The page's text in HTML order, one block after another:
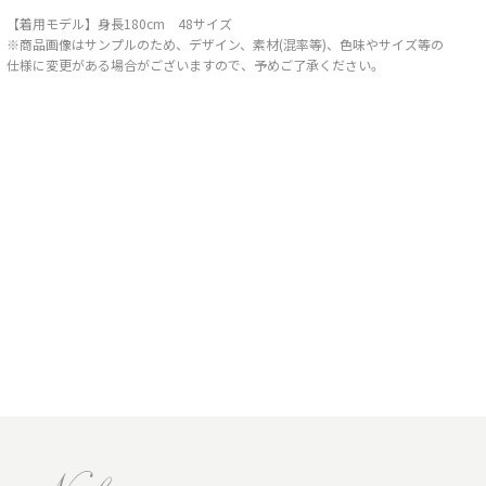
【着用モデル】身長180cm 48サイズ
※商品画像はサンプルのため、デザイン、素材(混率等)、色味やサイズ等の
仕様に変更がある場合がございますので、予めご了承ください。